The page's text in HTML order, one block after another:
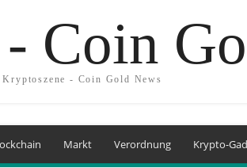
Coin
- Coin Gold News
Markt Verordnung Krypto-